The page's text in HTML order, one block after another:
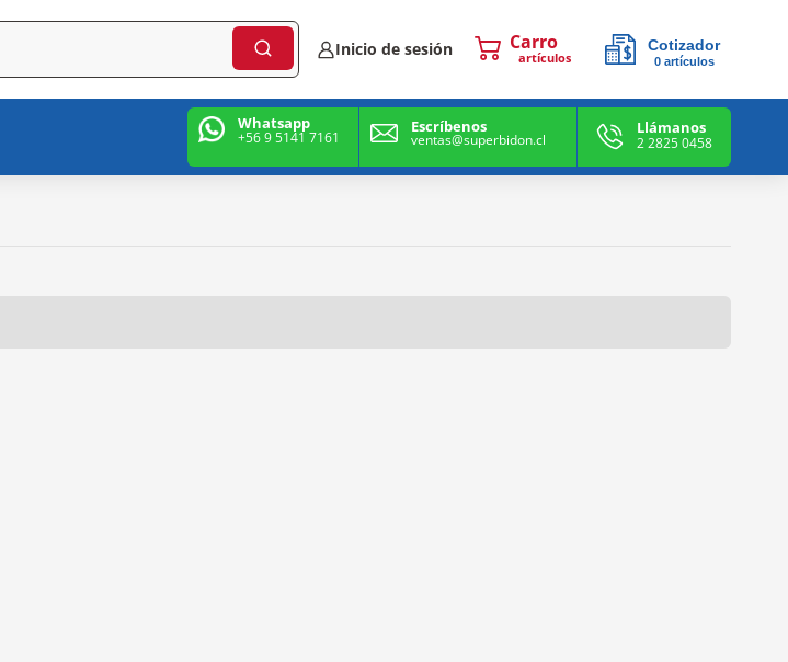
Inicio de sesión artículos
Cotizador
0artículos
Whatsapp
+56 9 5141 7161
Escríbenos
ventas@superbidon.cl
Llámanos
2 2825 0458